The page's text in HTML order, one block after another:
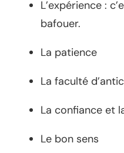
L’expérience :
bafouer.
La patience
La faculté
La confiance et
Le bon sens